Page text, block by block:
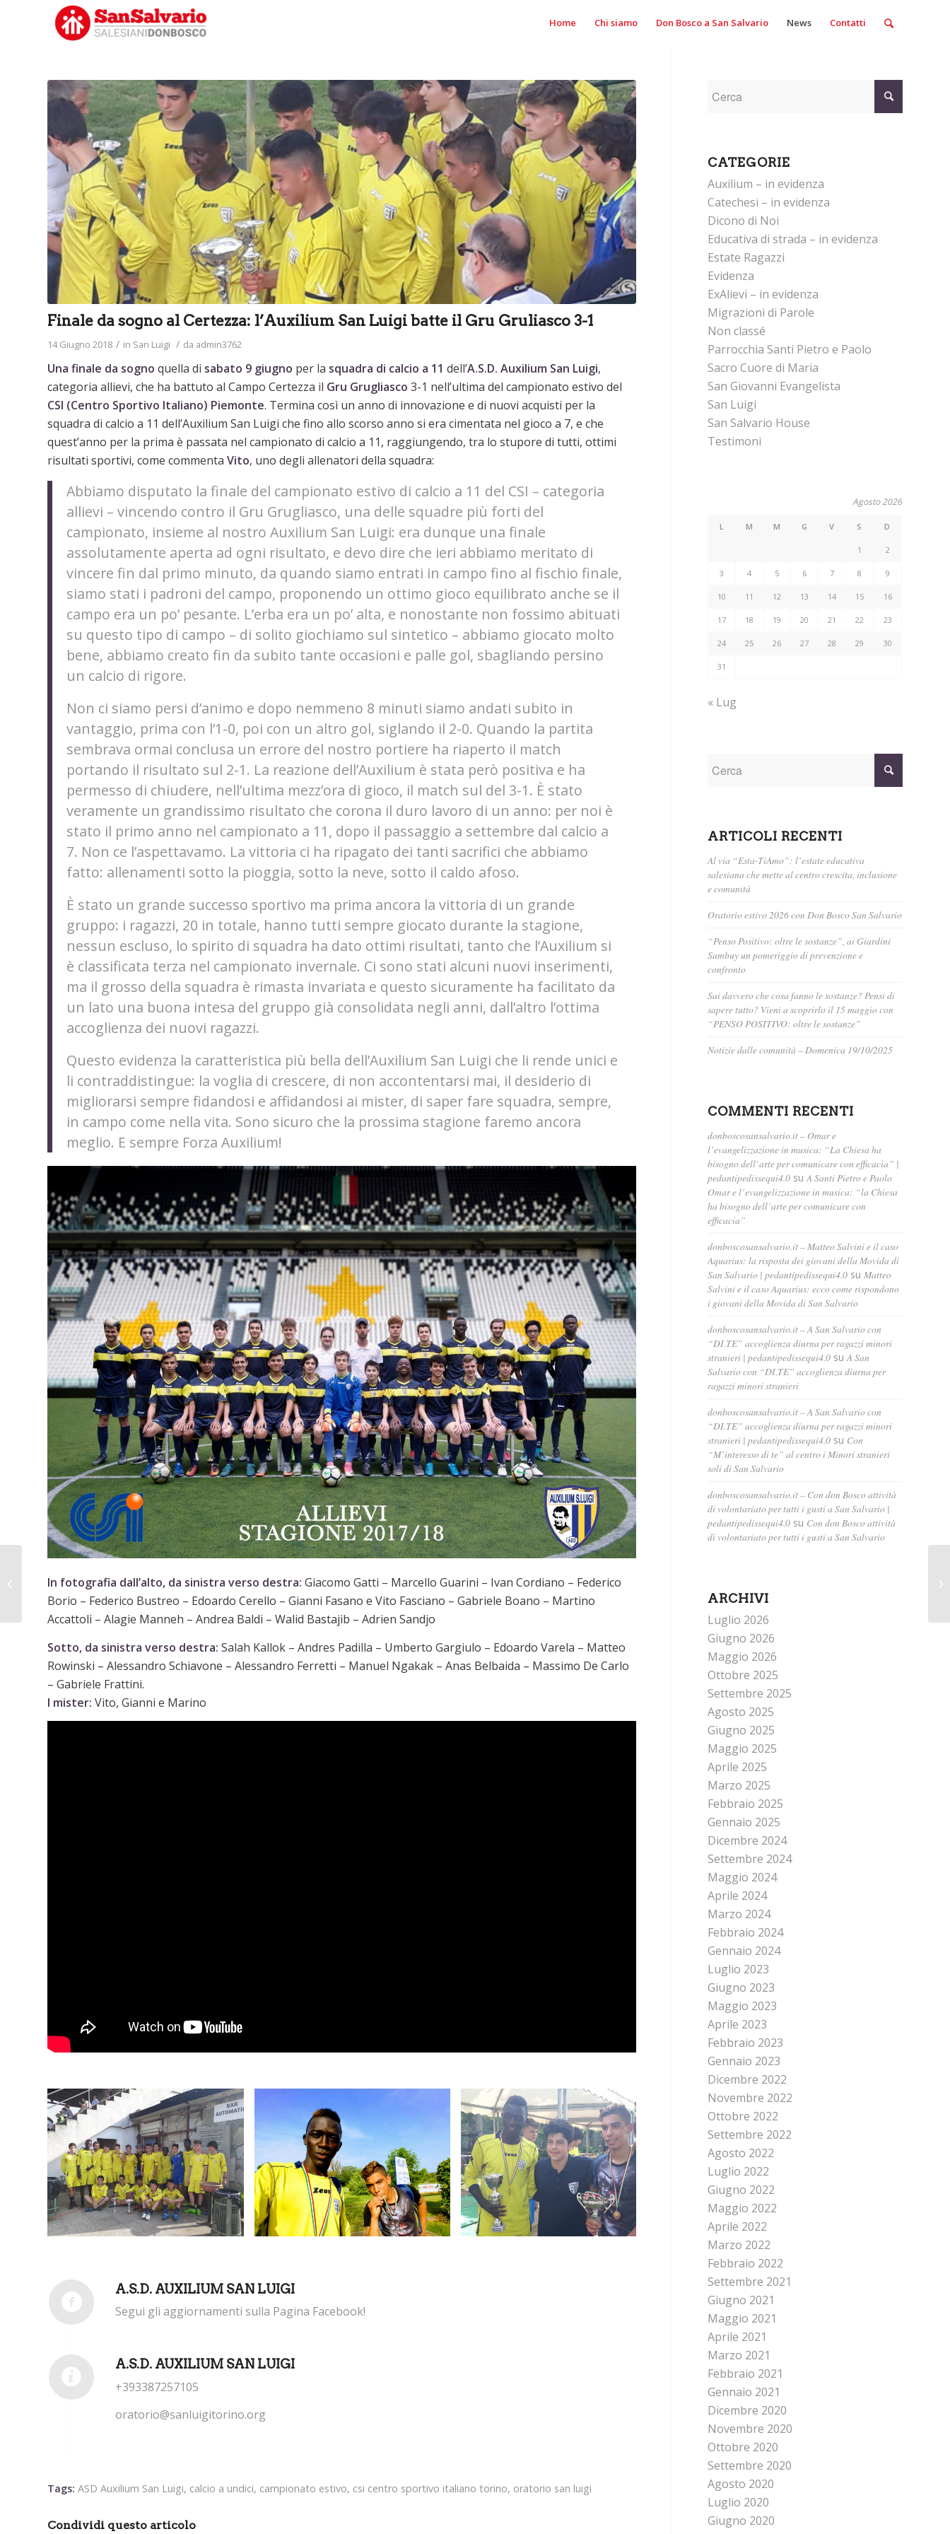
Home Chi siamo Don Bosco a San Salvario News Contatti
Finale da sogno al Certezza: l’Auxilium San Luigi batte il Gru Gruliasco 3-1
14 Giugno 2018 / in San Luigi / da admin3762
Una finale da sogno quella di sabato 9 giugno per la squadra di calcio a 11 dell’A.S.D. Auxilium San Luigi,
categoria allievi, che ha battuto al Campo Certezza il Gru Grugliasco 3-1 nell’ultima del campionato estivo del
CSI (Centro Sportivo Italiano) Piemonte. Termina così un anno di innovazione e di nuovi acquisti per la
squadra di calcio a 11 dell’Auxilium San Luigi che fino allo scorso anno si era cimentata nel gioco a 7, e che
quest’anno per la prima è passata nel campionato di calcio a 11, raggiungendo, tra lo stupore di tutti, ottimi
risultati sportivi, come commenta Vito, uno degli allenatori della squadra:
Abbiamo disputato la finale del campionato estivo di calcio a 11 del CSI – categoria
allievi – vincendo contro il Gru Grugliasco, una delle squadre più forti del
campionato, insieme al nostro Auxilium San Luigi: era dunque una finale
assolutamente aperta ad ogni risultato, e devo dire che ieri abbiamo meritato di
vincere fin dal primo minuto, da quando siamo entrati in campo fino al fischio finale,
siamo stati i padroni del campo, proponendo un ottimo gioco equilibrato anche se il
campo era un po’ pesante. L’erba era un po’ alta, e nonostante non fossimo abituati
su questo tipo di campo – di solito giochiamo sul sintetico – abbiamo giocato molto
bene, abbiamo creato fin da subito tante occasioni e palle gol, sbagliando persino
un calcio di rigore.
Non ci siamo persi d’animo e dopo nemmeno 8 minuti siamo andati subito in
vantaggio, prima con l’1-0, poi con un altro gol, siglando il 2-0. Quando la partita
sembrava ormai conclusa un errore del nostro portiere ha riaperto il match
portando il risultato sul 2-1. La reazione dell’Auxilium è stata però positiva e ha
permesso di chiudere, nell’ultima mezz’ora di gioco, il match sul del 3-1. È stato
veramente un grandissimo risultato che corona il duro lavoro di un anno: per noi è
stato il primo anno nel campionato a 11, dopo il passaggio a settembre dal calcio a
7. Non ce l’aspettavamo. La vittoria ci ha ripagato dei tanti sacrifici che abbiamo
fatto: allenamenti sotto la pioggia, sotto la neve, sotto il caldo afoso.
È stato un grande successo sportivo ma prima ancora la vittoria di un grande
gruppo: i ragazzi, 20 in totale, hanno tutti sempre giocato durante la stagione,
nessun escluso, lo spirito di squadra ha dato ottimi risultati, tanto che l’Auxilium si
è classificata terza nel campionato invernale. Ci sono stati alcuni nuovi inserimenti,
ma il grosso della squadra è rimasta invariata e questo sicuramente ha facilitato da
un lato una buona intesa del gruppo già consolidata negli anni, dall’altro l’ottima
accoglienza dei nuovi ragazzi.
Questo evidenza la caratteristica più bella dell’Auxilium San Luigi che li rende unici e
li contraddistingue: la voglia di crescere, di non accontentarsi mai, il desiderio di
migliorarsi sempre fidandosi e affidandosi ai mister, di saper fare squadra, sempre,
in campo come nella vita. Sono sicuro che la prossima stagione faremo ancora
meglio. E sempre Forza Auxilium!
In fotografia dall’alto, da sinistra verso destra: Giacomo Gatti – Marcello Guarini – Ivan Cordiano – Federico
Borio – Federico Bustreo – Edoardo Cerello – Gianni Fasano e Vito Fasciano – Gabriele Boano – Martino
Accattoli – Alagie Manneh – Andrea Baldi – Walid Bastajib – Adrien Sandjo
Sotto, da sinistra verso destra: Salah Kallok – Andres Padilla – Umberto Gargiulo – Edoardo Varela – Matteo
Rowinski – Alessandro Schiavone – Alessandro Ferretti – Manuel Ngakak – Anas Belbaida – Massimo De Carlo
– Gabriele Frattini.
I mister: Vito, Gianni e Marino
A.S.D. AUXILIUM SAN LUIGI
Segui gli aggiornamenti sulla Pagina Facebook!
A.S.D. AUXILIUM SAN LUIGI
+393387257105
oratorio@sanluigitorino.org
Tags: ASD Auxilium San Luigi, calcio a undici, campionato estivo, csi centro sportivo italiano torino, oratorio san luigi
Condividi questo articolo
CATEGORIE
Auxilium – in evidenza
Catechesi – in evidenza
Dicono di Noi
Educativa di strada – in evidenza
Estate Ragazzi
Evidenza
ExAlievi – in evidenza
Migrazioni di Parole
Non classé
Parrocchia Santi Pietro e Paolo
Sacro Cuore di Maria
San Giovanni Evangelista
San Luigi
San Salvario House
Testimoni
Agosto 2026
L M M G V S D
1 2
3 4 5 6 7 8 9
10 11 12 13 14 15 16
17 18 19 20 21 22 23
24 25 26 27 28 29 30
31
« Lug
ARTICOLI RECENTI
Al via “Esta-TiAmo”: l’estate educativa
salesiana che mette al centro crescita, inclusione
e comunità
Oratorio estivo 2026 con Don Bosco San Salvario
“Penso Positivo: oltre le sostanze”, ai Giardini
Sambuy un pomeriggio di prevenzione e
confronto
Sai davvero che cosa fanno le sostanze? Pensi di
sapere tutto? Vieni a scoprirlo il 15 maggio con
“PENSO POSITIVO: oltre le sostanze”
Notizie dalle comunità – Domenica 19/10/2025
COMMENTI RECENTI
donboscosansalvario.it – Omar e
l’evangelizzazione in musica: “La Chiesa ha
bisogno dell’arte per comunicare con efficacia” |
pedantipedissequi4.0 suA Santi Pietro e Paolo
Omar e l’evangelizzazione in musica: “la Chiesa
ha bisogno dell’arte per comunicare con
efficacia”
donboscosansalvario.it – Matteo Salvini e il caso
Aquarius: la risposta dei giovani della Movida di
San Salvario | pedantipedissequi4.0 suMatteo
Salvini e il caso Aquarius: ecco come rispondono
i giovani della Movida di San Salvario
donboscosansalvario.it – A San Salvario con
“DI.TE” accoglienza diurna per ragazzi minori
stranieri | pedantipedissequi4.0 suA San
Salvario con “DI.TE” accoglienza diurna per
ragazzi minori stranieri
donboscosansalvario.it – A San Salvario con
“DI.TE” accoglienza diurna per ragazzi minori
stranieri | pedantipedissequi4.0 su Con
“M’interesso di te” al centro i Minori stranieri
soli di San Salvario
donboscosansalvario.it – Con don Bosco attività
di volontariato per tutti i gusti a San Salvario |
pedantipedissequi4.0 su Con don Bosco attività
di volontariato per tutti i gusti a San Salvario
ARCHIVI
Luglio 2026
Giugno 2026
Maggio 2026
Ottobre 2025
Settembre 2025
Agosto 2025
Giugno 2025
Maggio 2025
Aprile 2025
Marzo 2025
Febbraio 2025
Gennaio 2025
Dicembre 2024
Settembre 2024
Maggio 2024
Aprile 2024
Marzo 2024
Febbraio 2024
Gennaio 2024
Luglio 2023
Giugno 2023
Maggio 2023
Aprile 2023
Febbraio 2023
Gennaio 2023
Dicembre 2022
Novembre 2022
Ottobre 2022
Settembre 2022
Agosto 2022
Luglio 2022
Giugno 2022
Maggio 2022
Aprile 2022
Marzo 2022
Febbraio 2022
Settembre 2021
Giugno 2021
Maggio 2021
Aprile 2021
Marzo 2021
Febbraio 2021
Gennaio 2021
Dicembre 2020
Novembre 2020
Ottobre 2020
Settembre 2020
Agosto 2020
Luglio 2020
Giugno 2020
La testimonianza:
Antonia e l’affido
leggero di Ahmed,
minore straniero...